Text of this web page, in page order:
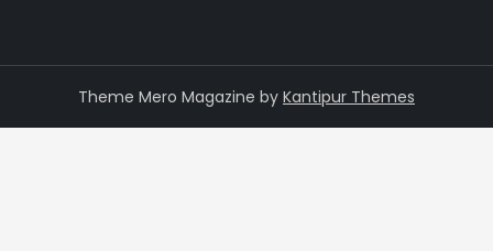
Theme Mero Magazine by Kantipur Themes